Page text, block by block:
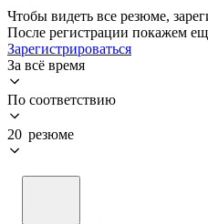
Чтобы видеть все резюме,
После регистрации покажем
Зарегистрироваться
За всё время
По соответствию
20 резюме